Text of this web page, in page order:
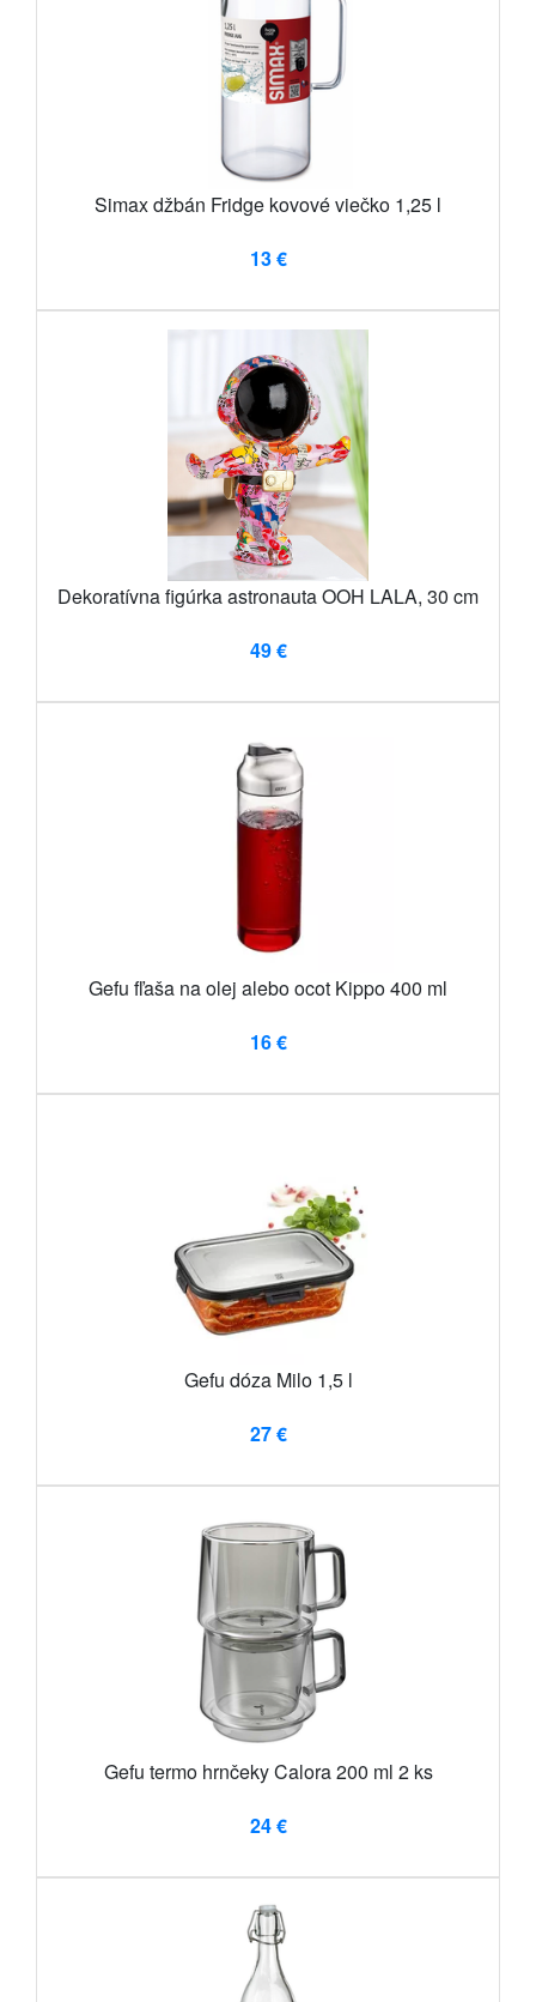
Simax džbán Fridge kovové viečko 1,25 l
13 €
Dekoratívna figúrka astronauta OOH LALA, 30 cm
49 €
Gefu fľaša na olej alebo ocot Kippo 400 ml
16 €
Gefu dóza Milo 1,5 l
27 €
Gefu termo hrnčeky Calora 200 ml 2 ks
24 €